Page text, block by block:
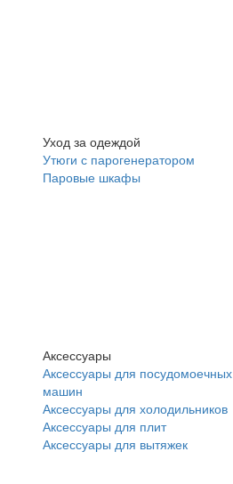
Уход за одеждой
Утюги с парогенератором
Паровые шкафы
Аксессуары
Аксессуары для посудомоечных
машин
Аксессуары для холодильников
Аксессуары для плит
Аксессуары для вытяжек